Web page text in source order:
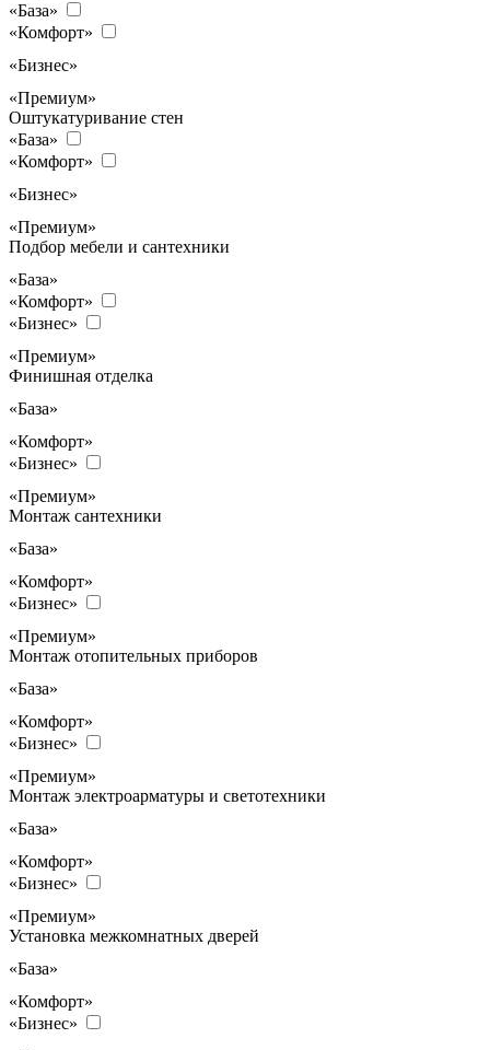
«База»
«Комфорт»
«Бизнес»
«Премиум»
Оштукатуривание стен
«База»
«Комфорт»
«Бизнес»
«Премиум»
Подбор мебели и сантехники
«База»
«Комфорт»
«Бизнес»
«Премиум»
Финишная отделка
«База»
«Комфорт»
«Бизнес»
«Премиум»
Монтаж сантехники
«База»
«Комфорт»
«Бизнес»
«Премиум»
Монтаж отопительных приборов
«База»
«Комфорт»
«Бизнес»
«Премиум»
Монтаж электроарматуры и светотехники
«База»
«Комфорт»
«Бизнес»
«Премиум»
Установка межкомнатных дверей
«База»
«Комфорт»
«Бизнес»